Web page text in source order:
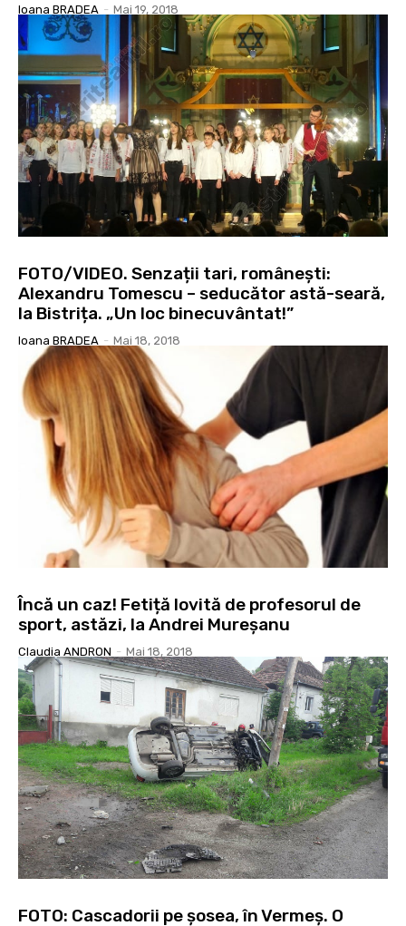
Ioana BRADEA - Mai 19, 2018
FOTO/VIDEO. Senzații tari, românești:
Alexandru Tomescu – seducător astă-seară,
la Bistrița. „Un loc binecuvântat!”
Ioana BRADEA - Mai 18, 2018
Încă un caz! Fetiță lovită de profesorul de
sport, astăzi, la Andrei Mureșanu
Claudia ANDRON - Mai 18, 2018
FOTO: Cascadorii pe șosea, în Vermeș. O